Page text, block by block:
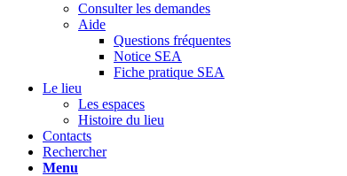
Consulter les demandes
Aide
Questions fréquentes
Notice SEA
Fiche pratique SEA
Le lieu
Les espaces
Histoire du lieu
Contacts
Rechercher
Menu